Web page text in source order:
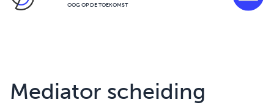
OOG OP DE TOEKOMST
Mediator scheiding